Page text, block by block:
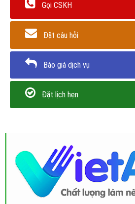
Gọi CSKH
Đặt câu hỏi
Báo giá dịch vụ
Đặt lịch hẹn